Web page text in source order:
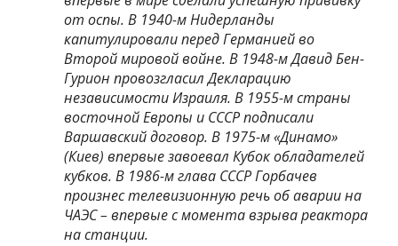
от оспы. В 1940-м Нидерланды
капитулировали перед Германией во
Второй мировой войне. В 1948-м Давид Бен-
Гурион провозгласил Декларацию
независимости Израиля. В 1955-м страны
восточной Европы и СССР подписали
Варшавский договор. В 1975-м «Динамо»
(Киев) впервые завоевал Кубок обладателей
кубков. В 1986-м глава СССР Горбачев
произнес телевизионную речь об аварии на
ЧАЭС – впервые с момента взрыва реактора
на станции.